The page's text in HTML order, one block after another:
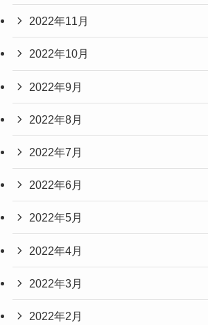
2022年11月
2022年10月
2022年9月
2022年8月
2022年7月
2022年6月
2022年5月
2022年4月
2022年3月
2022年2月